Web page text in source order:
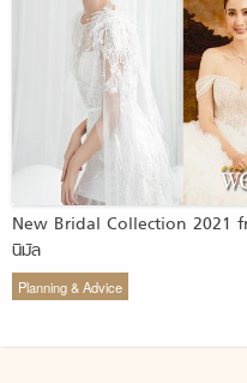
New Bridal Collection 2021
นิมัล
Planning & Advice